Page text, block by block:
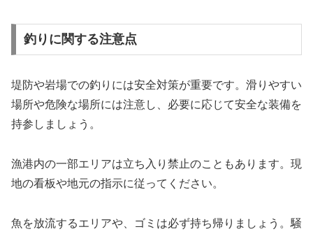
釣りに関する注意点
堤防や岩場での釣りには安全対策が重要です。滑りやすい
場所や危険な場所には注意し、必要に応じて安全な装備を
持参しましょう。
漁港内の一部エリアは立ち入り禁止のこともあります。現
地の看板や地元の指示に従ってください。
魚を放流するエリアや、ゴミは必ず持ち帰りましょう。騒